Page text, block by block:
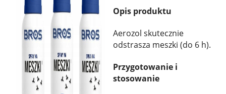
Opis produktu
Aerozol skutecznie
odstrasza meszki (do 6 h).
Przygotowanie i
stosowanie